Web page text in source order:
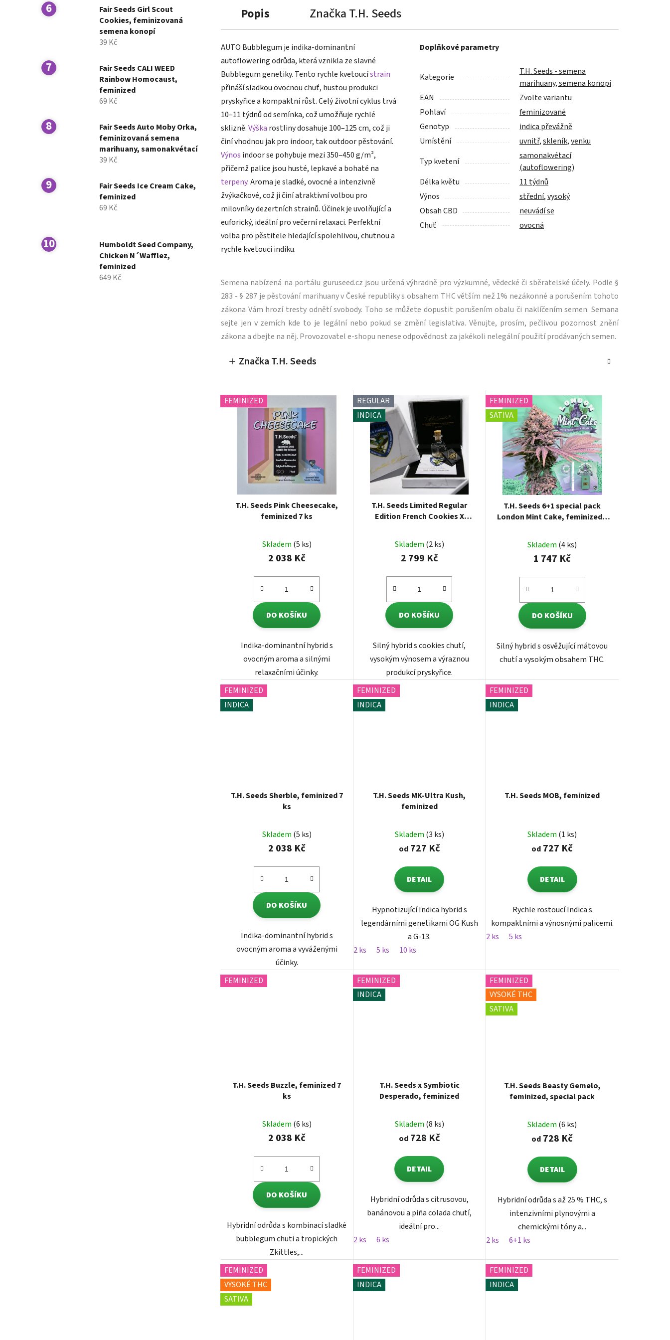
Fair Seeds Girl Scout
Cookies, feminizovaná
semena konopí
39 Kč
Fair Seeds CALI WEED
Rainbow Homocaust,
feminized
69 Kč
Fair Seeds Auto Moby Orka,
feminizovaná semena
marihuany, samonakvétací
39 Kč
Fair Seeds Ice Cream Cake,
feminized
69 Kč
Humboldt Seed Company,
Chicken N´Wafflez,
feminized
649 Kč
Popis Značka T.H. Seeds
AUTO Bubblegum je indika-dominantní
autoflowering odrůda, která vznikla ze slavné
Bubblegum genetiky. Tento rychle kvetoucístrain
přináší sladkou ovocnou chuť, hustou produkci
pryskyřice a kompaktní růst. Celý životní cyklus trvá
10–11 týdnů od semínka, což umožňuje rychlé
sklizně.Výška rostliny dosahuje 100–125 cm, což ji
činí vhodnou jak pro indoor, tak outdoor pěstování.
Výnos indoor se pohybuje mezi 350–450 g/m²,
přičemž palice jsou husté, lepkavé a bohaté na
terpeny. Aroma je sladké, ovocné a intenzivně
žvýkačkové, což ji činí atraktivní volbou pro
milovníky dezertních strainů. Účinek je uvolňující a
euforický, ideální pro večerní relaxaci. Perfektní
volba pro pěstitele hledající spolehlivou, chutnou a
rychle kvetoucí indiku.
Doplňkové parametry
Kategorie
T.H. Seeds - semena
marihuany, semena konopí
EAN
Zvolte variantu
Pohlaví
feminizované
Genotyp
indica převážně
Umístění
uvnitř,skleník,venku
Typ kvetení
samonakvétací
(autoflowering)
Délka květu
11 týdnů
Výnos
střední,vysoký
Obsah CBD
neuvádí se
Chuť
ovocná
Semena nabízená na portálu guruseed.cz jsou určená výhradně pro výzkumné, vědecké či sběratelské účely. Podle §
283 - § 287 je pěstování marihuany v České republiky s obsahem THC větším než 1% nezákonné a porušením tohoto
zákona Vám hrozí tresty odnětí svobody. Toho se můžete dopustit porušením obalu či naklíčením semen. Semana
sejte jen v zemích kde to je legální nebo pokud se změní legislativa. Věnujte, prosím, pečlivou pozornost znění
zákona a dbejte na něj. Provozovatel e-shopu nenese odpovědnost za jakékoli nelegální použití prodávaných semen.
Značka T.H. Seeds
FEMINIZED
T.H. Seeds Pink Cheesecake,
feminized 7 ks
Skladem (5 ks)
2 038 Kč
DO KOŠÍKU
Indika-dominantní hybrid s
ovocným aroma a silnými
relaxačními účinky.
REGULAR
INDICA
T.H. Seeds Limited Regular
Edition French Cookies X
Skladem (2 ks)
2 799 Kč
DO KOŠÍKU
Silný hybrid s cookies chutí,
vysokým výnosem a výraznou
produkcí pryskyřice.
FEMINIZED
SATIVA
T.H. Seeds 6+1 special pack
London Mint Cake, feminized 7
Skladem (4 ks)
1 747 Kč
DO KOŠÍKU
Silný hybrid s osvěžující mátovou
chutí a vysokým obsahem THC.
FEMINIZED
INDICA
T.H. Seeds Sherble, feminized 7
ks
Skladem (5 ks)
2 038 Kč
DO KOŠÍKU
Indika-dominantní hybrid s
ovocným aroma a vyváženými
účinky.
FEMINIZED
INDICA
T.H. Seeds MK-Ultra Kush,
feminized
Skladem (3 ks)
od727 Kč
DETAIL
Hypnotizující Indica hybrid s
legendárními genetikami OG Kush
a G-13.
2 ks
5 ks 10 ks
FEMINIZED
INDICA
T.H. Seeds MOB, feminized
Skladem (1 ks)
od 727 Kč
DETAIL
Rychle rostoucí Indica s
kompaktními a výnosnými palicemi.
2 ks
5 ks
FEMINIZED
T.H. Seeds Buzzle, feminized 7
ks
Skladem (6 ks)
2 038 Kč
DO KOŠÍKU
Hybridní odrůda s kombinací sladké
bubblegum chuti a tropických
Zkittles,...
FEMINIZED
INDICA
T.H. Seeds x Symbiotic
Desperado, feminized
Skladem (8 ks)
od728 Kč
DETAIL
Hybridní odrůda s citrusovou,
banánovou a piña colada chutí,
ideální pro...
2 ks
6 ks
FEMINIZED
VYSOKÉ THC
SATIVA
T.H. Seeds Beasty Gemelo,
feminized, special pack
Skladem (6 ks)
od 728 Kč
DETAIL
Hybridní odrůda s až 25 % THC, s
intenzivními plynovými a
chemickými tóny a...
2 ks
6+1 ks
FEMINIZED
VYSOKÉ THC
SATIVA
FEMINIZED
INDICA
FEMINIZED
INDICA